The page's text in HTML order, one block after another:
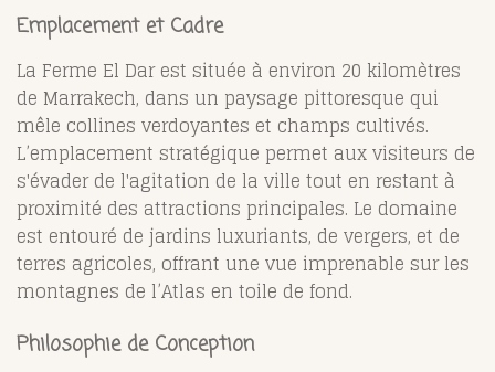
Emplacement et Cadre
La Ferme El Dar est située à environ 20 kilomètres
de Marrakech, dans un paysage pittoresque qui
mêle collines verdoyantes et champs cultivés.
L’emplacement stratégique permet aux visiteurs de
s'évader de l'agitation de la ville tout en restant à
proximité des attractions principales. Le domaine
est entouré de jardins luxuriants, de vergers, et de
terres agricoles, offrant une vue imprenable sur les
montagnes de l’Atlas en toile de fond.
Philosophie de Conception